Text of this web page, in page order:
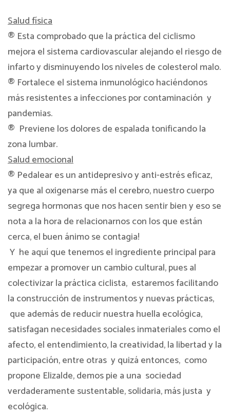
Salud física
® Esta comprobado que la práctica del ciclismo
mejora el sistema cardiovascular alejando el riesgo de
infarto y disminuyendo los niveles de colesterol malo.
® Fortalece el sistema inmunológico haciéndonos
más resistentes a infecciones por contaminación y
pandemias.
® Previene los dolores de espalada tonificando la
zona lumbar.
Salud emocional
® Pedalear es un antidepresivo y anti-estrés eficaz,
ya que al oxigenarse más el cerebro, nuestro cuerpo
segrega hormonas que nos hacen sentir bien y eso se
nota a la hora de relacionarnos con los que están
cerca, el buen ánimo se contagia!
Y he aquí que tenemos el ingrediente principal para
empezar a promover un cambio cultural, pues al
colectivizar la práctica ciclista, estaremos facilitando
la construcción de instrumentos y nuevas prácticas,
que además de reducir nuestra huella ecológica,
satisfagan necesidades sociales inmateriales como el
afecto, el entendimiento, la creatividad, la libertad y la
participación, entre otras y quizá entonces, como
propone Elizalde, demos pie a una sociedad
verdaderamente sustentable, solidaria, más justa y
ecológica.